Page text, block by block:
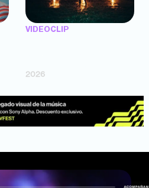
VIDEOCLIP
2026